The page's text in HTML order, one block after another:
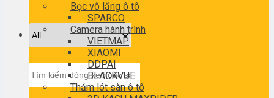
kiếm:
Bọc vô lăng ô tô
SPARCO
Camera hành trình
VIETMAP
XIAOMI
DDPAI
BLACKVUE
Thảm lót sàn ô tô